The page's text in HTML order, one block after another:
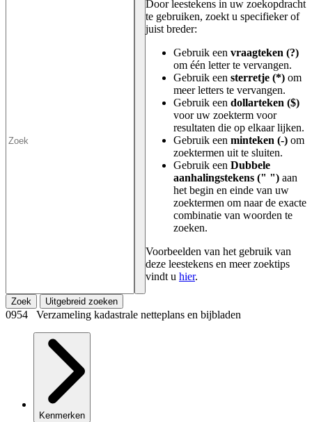
Door leestekens in uw zoekopdracht
te gebruiken, zoekt u specifieker of
juist breder:
Gebruik een vraagteken (?)
om één letter te vervangen.
Gebruik een sterretje (*) om
meer letters te vervangen.
Gebruik een dollarteken ($)
voor uw zoekterm voor
resultaten die op elkaar lijken.
Gebruik een minteken (-) om
zoektermen uit te sluiten.
Gebruik een Dubbele
aanhalingstekens (" ") aan
het begin en einde van uw
zoektermen om naar de exacte
combinatie van woorden te
zoeken.
Voorbeelden van het gebruik van
deze leestekens en meer zoektips
vindt u hier.
Zoek Uitgebreid zoeken
0954 Verzameling kadastrale netteplans en bijbladen
Kenmerken